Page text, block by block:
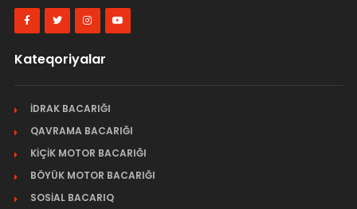
Kateqoriyalar
İDRAK BACARIĞI
QAVRAMA BACARIĞI
KİÇİK MOTOR BACARIĞI
BÖYÜK MOTOR BACARIĞI
SOSİAL BACARIQ